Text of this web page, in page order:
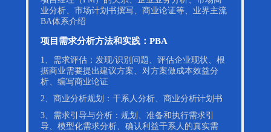
业分析、市场计划书撰写、商业论证等、业界主流
BA体系介绍
项目需求分析方法和实践：PBA
1、需求评估：发现/识别问题、评估企业现状、根
据商业需要提出建议方案、对方案做成本效益分
析、编写商业论证
2、商业分析规划：干系人分析、商业分析计划书
3、需求引导与分析：规划、准备和执行需求引
导、模型化需求分析、确认利益干系人的真实需